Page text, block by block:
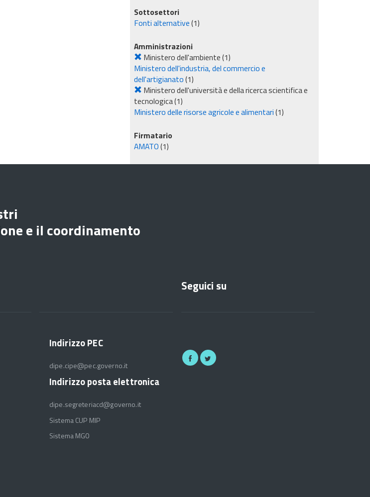
Sottosettori
Fonti alternative(1)
Amministrazioni
Ministero dell'ambiente(1)
Ministero dell'industria, del commercio e
dell'artigianato(1)
Ministero dell'università e della ricerca scientifica e
tecnologica(1)
Ministero delle risorse agricole e alimentari(1)
Firmatario
AMATO(1)
e il coordinamento
Indirizzo PEC
dipe.cipe@pec.governo.it
Indirizzo posta elettronica
dipe.segreteriacd@governo.it
Sistema CUP MIP
Sistema MGO
Seguici su